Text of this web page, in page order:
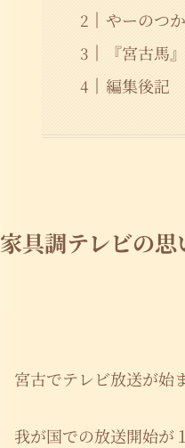
やーのつ
『宮古馬
編集後記
家具調テレビの思
宮古でテレビ放送が始
我が国での放送開始が